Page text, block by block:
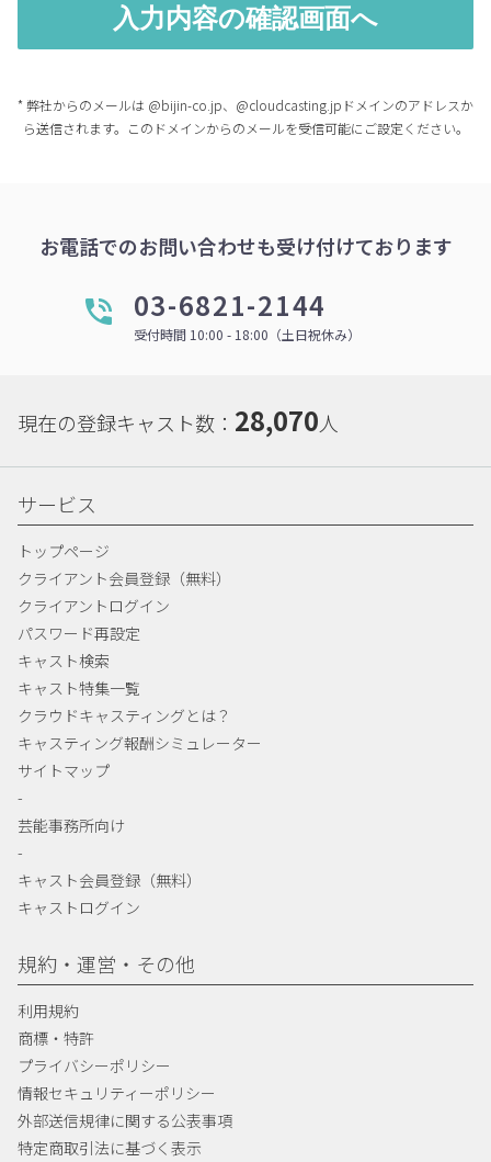
* 弊社からのメールは @bijin-co.jp、@cloudcasting.jpドメインのアドレスか
ら送信されます。このドメインからのメールを受信可能にご設定ください。
お電話でのお問い合わせも受け付けております
03-6821-2144
受付時間 10:00 - 18:00（土日祝休み）
現在の登録キャスト数： 28,070人
サービス
トップページ
クライアント会員登録（無料）
クライアントログイン
パスワード再設定
キャスト検索
キャスト特集一覧
クラウドキャスティングとは？
キャスティング報酬シミュレーター
サイトマップ
-
芸能事務所向け
-
キャスト会員登録（無料）
キャストログイン
規約・運営・その他
利用規約
商標・特許
プライバシーポリシー
情報セキュリティーポリシー
外部送信規律に関する公表事項
特定商取引法に基づく表示